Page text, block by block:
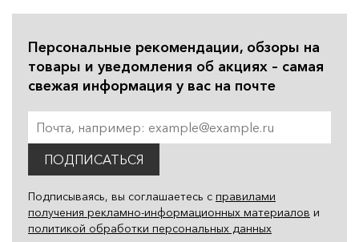
Персональные рекомендации, обзоры на
товары и уведомления об акциях – самая
свежая информация у вас на почте
ПОДПИСАТЬСЯ
Подписываясь, вы соглашаетесь с правилами
получения рекламно-информационных материалов и
политикой обработки персональных данных